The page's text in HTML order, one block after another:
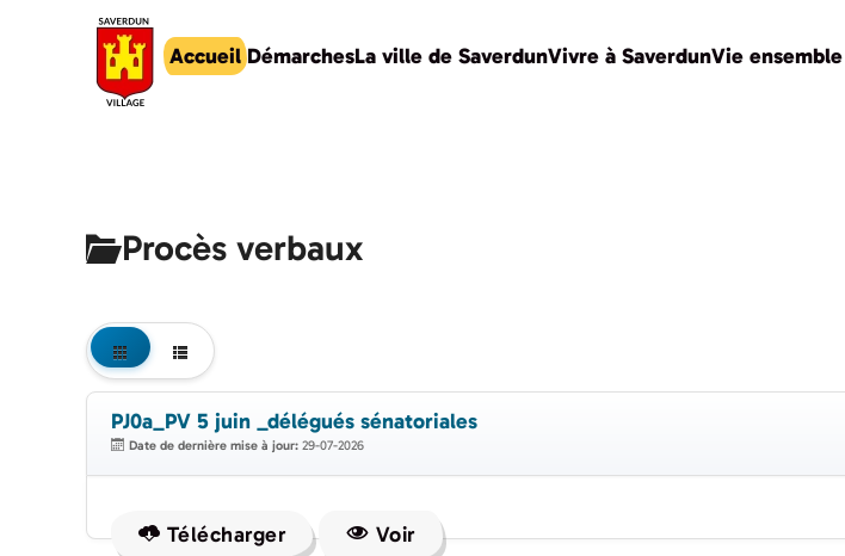
Accéder au contenu principal
Accueil DémarchesLa ville de SaverdunVivre à SaverdunVie ensemble
Procès verbaux
PJ0a_PV 5 juin _délégués sénatoriales
Date de dernière mise à jour: 29-07-2026
Télécharger Voir